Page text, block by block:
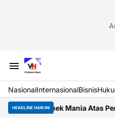
NasionalInternasionalBisnis
HEADLINE HARI INI
Mania Atas Persebaya Juara